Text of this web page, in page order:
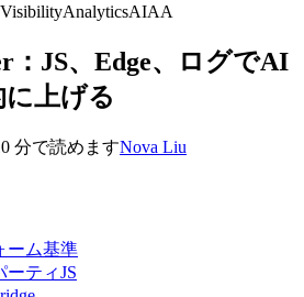
AnalyticsAIAA
：JS、Edge、ログでAI
上げる
分で読めますNova Liu
ーム基準
ティJS